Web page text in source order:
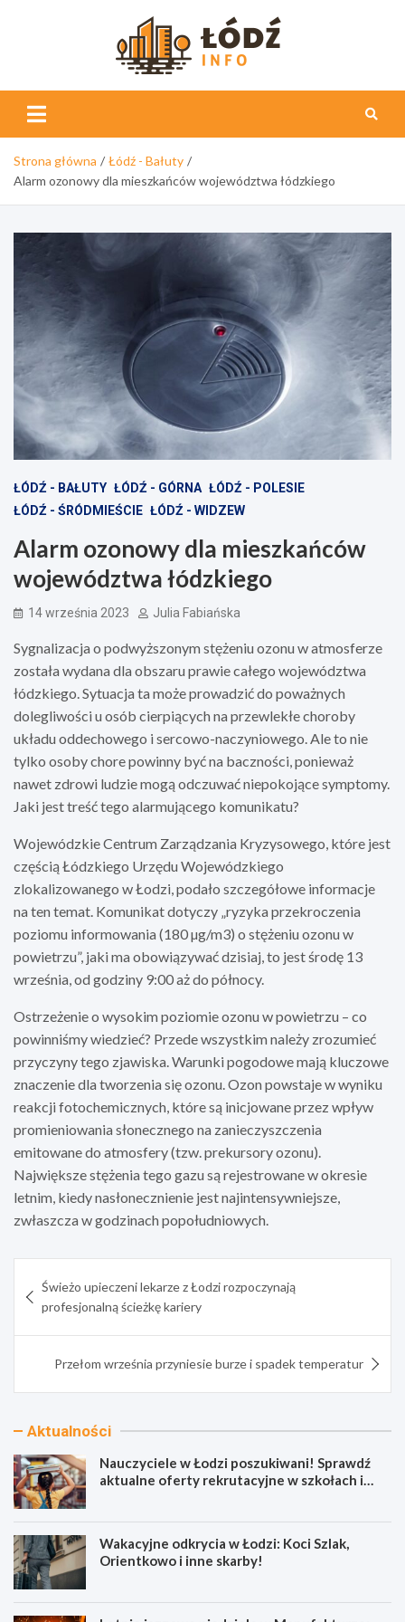
Info
Strona główna
Łódź - Bałuty
Alarm ozonowy dla mieszkańców województwa łódzkiego
ŁÓDŹ - BAŁUTY ŁÓDŹ - GÓRNA ŁÓDŹ - POLESIE
ŁÓDŹ - ŚRÓDMIEŚCIE ŁÓDŹ - WIDZEW
Alarm ozonowy dla mieszkańców
województwa łódzkiego
14 września 2023 Julia Fabiańska
Sygnalizacja o podwyższonym stężeniu ozonu w atmosferze
została wydana dla obszaru prawie całego województwa
łódzkiego. Sytuacja ta może prowadzić do poważnych
dolegliwości u osób cierpiących na przewlekłe choroby
układu oddechowego i sercowo-naczyniowego. Ale to nie
tylko osoby chore powinny być na baczności, ponieważ
nawet zdrowi ludzie mogą odczuwać niepokojące symptomy.
Jaki jest treść tego alarmującego komunikatu?
Wojewódzkie Centrum Zarządzania Kryzysowego, które jest
częścią Łódzkiego Urzędu Wojewódzkiego
zlokalizowanego w Łodzi, podało szczegółowe informacje
na ten temat. Komunikat dotyczy „ryzyka przekroczenia
poziomu informowania (180 µg/m3) o stężeniu ozonu w
powietrzu”, jaki ma obowiązywać dzisiaj, to jest środę 13
września, od godziny 9:00 aż do północy.
Ostrzeżenie o wysokim poziomie ozonu w powietrzu – co
powinniśmy wiedzieć? Przede wszystkim należy zrozumieć
przyczyny tego zjawiska. Warunki pogodowe mają kluczowe
znaczenie dla tworzenia się ozonu. Ozon powstaje w wyniku
reakcji fotochemicznych, które są inicjowane przez wpływ
promieniowania słonecznego na zanieczyszczenia
emitowane do atmosfery (tzw. prekursory ozonu).
Największe stężenia tego gazu są rejestrowane w okresie
letnim, kiedy nasłonecznienie jest najintensywniejsze,
zwłaszcza w godzinach popołudniowych.
wpisu
Świeżo upieczeni lekarze z Łodzi rozpoczynają
profesjonalną ścieżkę kariery
Przełom września przyniesie burze i spadek temperatur
Aktualności
Nauczyciele w Łodzi poszukiwani! Sprawdź
aktualne oferty rekrutacyjne w szkołach i
Wakacyjne odkrycia w Łodzi: Koci Szlak,
Orientkowo i inne skarby!